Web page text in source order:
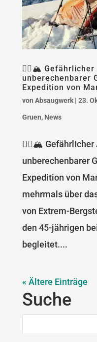
🧗‍♂️🏔
unberechenbarer
Expedition von
von Absaugwerk| 23.
Gruen, News
🧗‍♂️🏔 Gefährlicher
unberechenbarer
Expedition von
mehrmals über
von Extrem-
den 45-jährigen
begleitet....
« Ältere Einträge
Suche